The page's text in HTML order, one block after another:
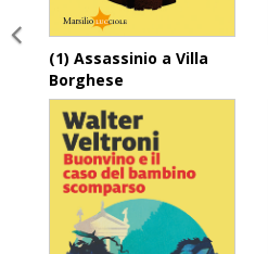
(1) Assassinio a Villa
Borghese